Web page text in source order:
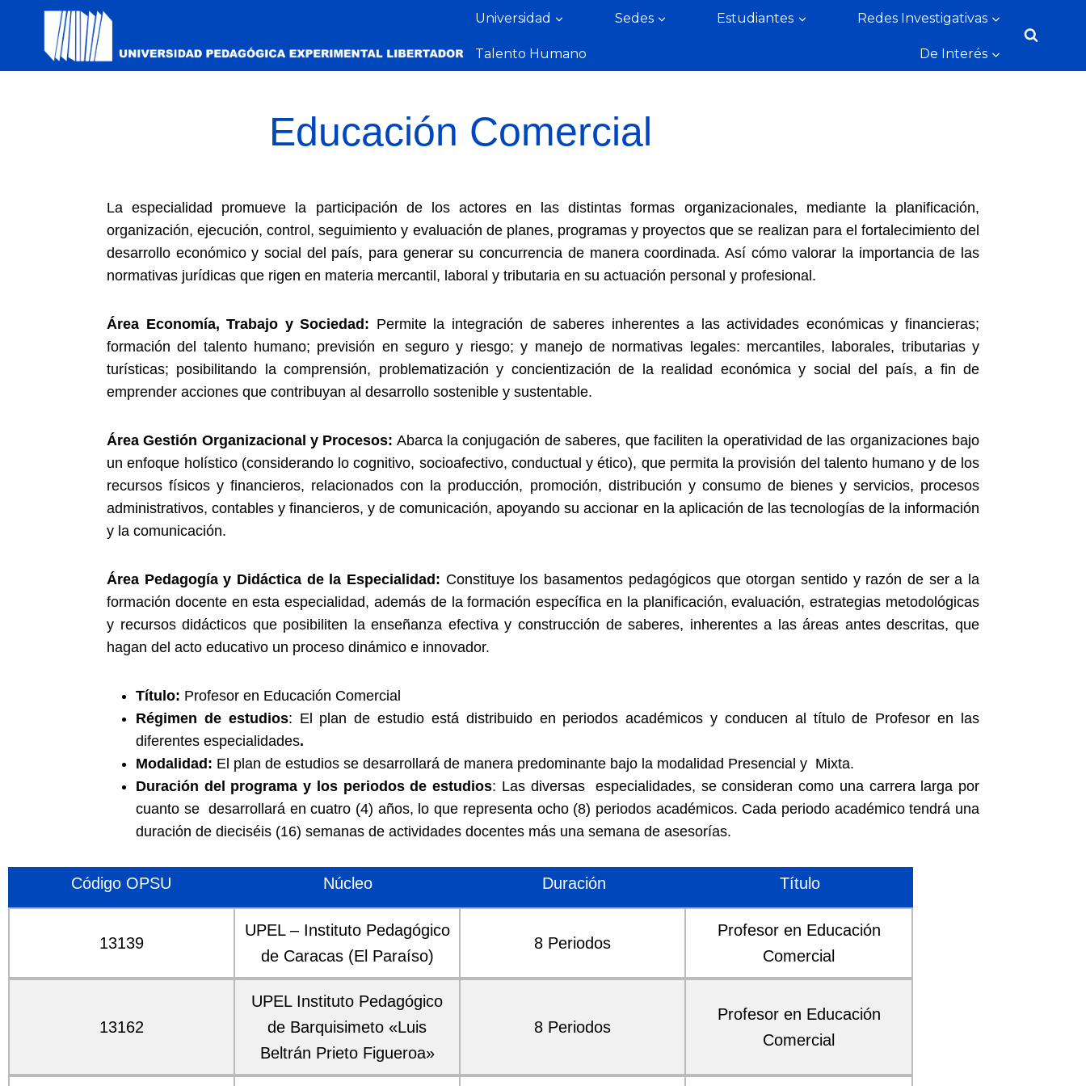
Universidad Sedes Estudiantes Redes Investigativas
Talento Humano De Interés
Educación Comercial
La especialidad promueve la participación de los actores en las distintas formas organizacionales, mediante la planificación,
organización, ejecución, control, seguimiento y evaluación de planes, programas y proyectos que se realizan para el fortalecimiento del
desarrollo económico y social del país, para generar su concurrencia de manera coordinada. Así cómo valorar la importancia de las
normativas jurídicas que rigen en materia mercantil, laboral y tributaria en su actuación personal y profesional.
Área Economía, Trabajo y Sociedad: Permite la integración de saberes inherentes a las actividades económicas y financieras;
formación del talento humano; previsión en seguro y riesgo; y manejo de normativas legales: mercantiles, laborales, tributarias y
turísticas; posibilitando la comprensión, problematización y concientización de la realidad económica y social del país, a fin de
emprender acciones que contribuyan al desarrollo sostenible y sustentable.
Área Gestión Organizacional y Procesos: Abarca la conjugación de saberes, que faciliten la operatividad de las organizaciones bajo
un enfoque holístico (considerando lo cognitivo, socioafectivo, conductual y ético), que permita la provisión del talento humano y de los
recursos físicos y financieros, relacionados con la producción, promoción, distribución y consumo de bienes y servicios, procesos
administrativos, contables y financieros, y de comunicación, apoyando su accionar en la aplicación de las tecnologías de la información
y la comunicación.
Área Pedagogía y Didáctica de la Especialidad: Constituye los basamentos pedagógicos que otorgan sentido y razón de ser a la
formación docente en esta especialidad, además de la formación específica en la planificación, evaluación, estrategias metodológicas
y recursos didácticos que posibiliten la enseñanza efectiva y construcción de saberes, inherentes a las áreas antes descritas, que
hagan del acto educativo un proceso dinámico e innovador.
Título: Profesor en Educación Comercial
Régimen de estudios: El plan de estudio está distribuido en periodos académicos y conducen al título de Profesor en las
diferentes especialidades.
Modalidad: El plan de estudios se desarrollará de manera predominante bajo la modalidad Presencial y Mixta.
Duración del programa y los periodos de estudios: Las diversas especialidades, se consideran como una carrera larga por
cuanto se desarrollará en cuatro (4) años, lo que representa ocho (8) periodos académicos. Cada periodo académico tendrá una
duración de dieciséis (16) semanas de actividades docentes más una semana de asesorías.
Código OPSU Núcleo Duración Título
13139
UPEL – Instituto Pedagógico
de Caracas (El Paraíso)
8 Periodos
Profesor en Educación
Comercial
13162
UPEL Instituto Pedagógico
de Barquisimeto «Luis
Beltrán Prieto Figueroa»
8 Periodos
Profesor en Educación
Comercial